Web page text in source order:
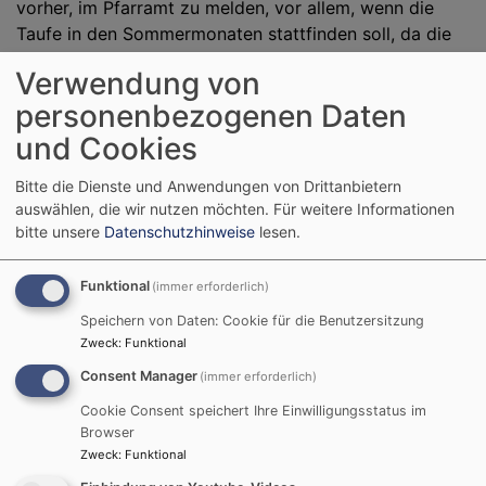
vorher, im Pfarramt zu melden, vor allem, wenn die
Taufe in den Sommermonaten stattfinden soll, da die
Wochenenden manchmal ziemlich ausgebucht sind.
In welchem Alter werden Kinder getauft?
Viele Eltern lassen ihre Kinder im ersten Lebensjahr
taufen, aber es gibt keine Altersgrenze. Gerne taufen
die Entscheidung zur Taufe selber überlassen wollen,
ist vielleicht der Konfirmandenkurs eine gute
Möglichkeit dafür. Selbstverständlich können sich auch
Erwachsene bei uns melden, die getauft werden
möchten.
Verwendung von
personenbezogenen Daten
und Cookies
Bitte die Dienste und Anwendungen von Drittanbietern
auswählen, die wir nutzen möchten. Für weitere Informationen
bitte unsere Datenschutzhinweise lesen.
Funktional (immer erforderlich)
Speichern von Daten: Cookie für die Benutzersitzung
Zweck: Funktional
Consent Manager (immer erforderlich)
Cookie Consent speichert Ihre Einwilligungsstatus im
Browser
Zweck: Funktional